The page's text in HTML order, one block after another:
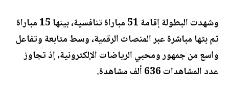
وشهدت البطولة إقامة 51 مباراة تنافسية، بينها 15 مباراة
تم بثها مباشرة عبر المنصات الرقمية، وسط متابعة وتفاعل
واسع من جمهور ومحبي الرياضات الإلكترونية، إذ تجاوز
عدد المشاهدات 636 ألف مشاهدة.